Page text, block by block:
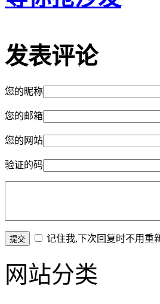
发表评论
您的昵称
您的邮箱
您的网站
验证的码
记住我,下次回复时不用重
网站分类